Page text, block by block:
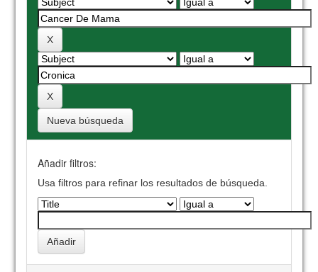
Nueva búsqueda
Añadir filtros:
Usa filtros para refinar los resultados de búsqueda.